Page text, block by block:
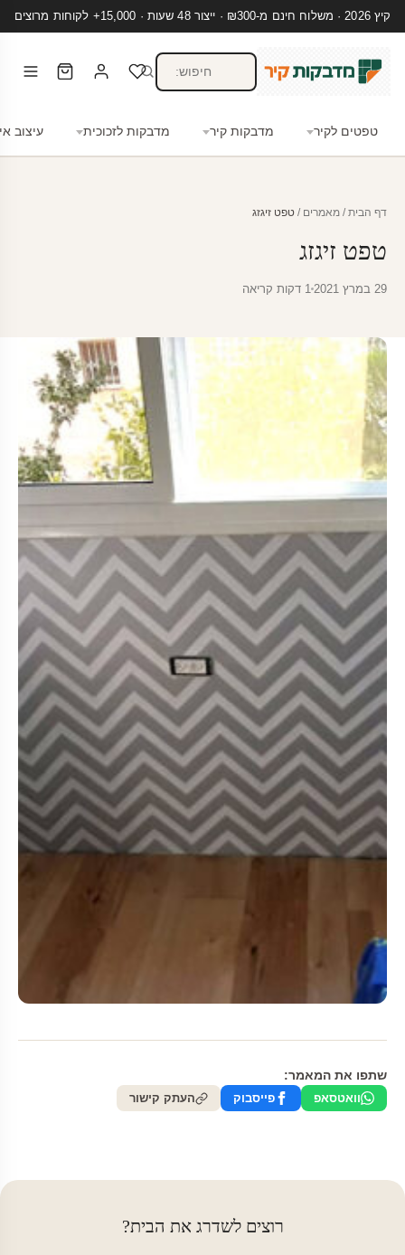
קיץ 2026 · משלוח חינם מ-₪300 · ייצור 48 שעות · 15,000+ לקוחות מרוצים
טפטים לקיר מדבקות קיר מדבקות לזכוכית עיצוב
דף הבית / מאמרים / טפט זיגזג
טפט זיגזג
29 במרץ 2021 1 דקות קריאה
שתפו את המאמר:
וואטסאפ פייסבוק העתק קישור
רוצים לשדרג את הבית?